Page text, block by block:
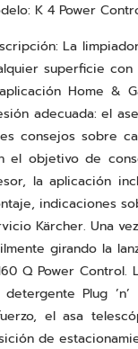
K 4 Power
La
superficie con
Home &
adecuada: el
consejos sobre
el objetivo de
la aplicación
indicaciones
Kärcher. Una
girando la
Q Power
Plug
el asa
de